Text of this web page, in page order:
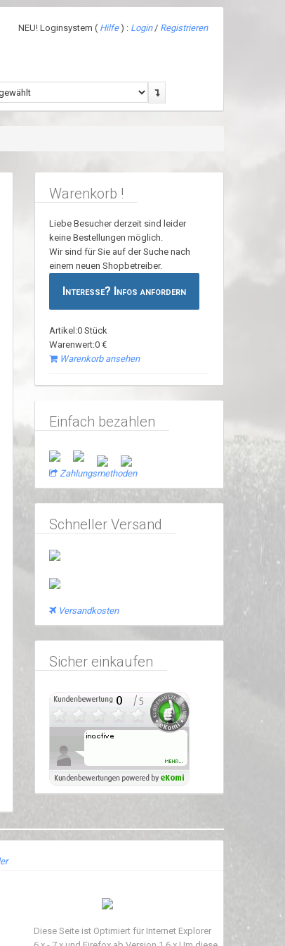
NEU! Loginsystem ( Hilfe) : Login/ Registrieren
Warenkorb !
Liebe Besucher derzeit sind leider
keine Bestellungen möglich.
Wir sind für Sie auf der Suche nach
einem neuen Shopbetreiber.
Interesse? Infos anfordern
Artikel:0 Stück
Warenwert:0 €
Warenkorb ansehen
Einfach bezahlen
Zahlungsmethoden
Schneller Versand
Versandkosten
Sicher einkaufen
Diese Seite ist Optimiert für Internet Explorer